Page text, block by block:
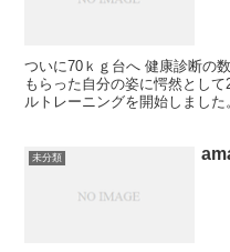
ついに70ｋｇ台へ 健康診断の
もらった自分の姿に愕然とし
ルトレーニングを開始しまし
未分類